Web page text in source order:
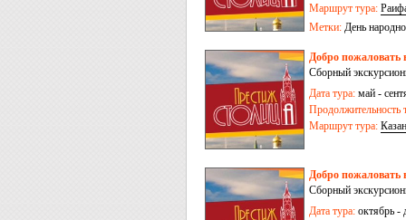
Маршрут тура:
Метки: День
Добро пожаловать
Сборный
Дата тура: май -
Продолжительность
Маршрут тура:
Добро пожаловать
Сборный
Дата тура: октябрь -